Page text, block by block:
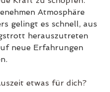
Atmosphäre
gelingt es schnell, aus
herauszutreten
neue Erfahrungen
etwas für dich?